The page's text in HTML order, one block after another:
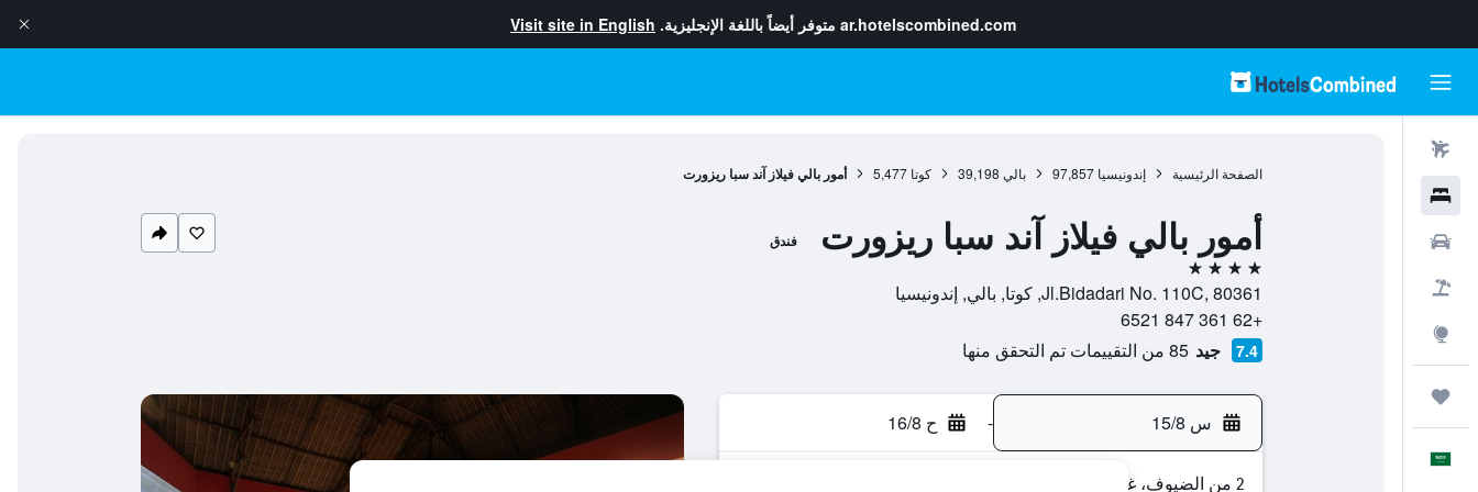
ar.hotelscombined.com متوفر أيضاً باللغة الإنجليزية. Visit site in English
الصفحة الرئيسية إندونيسيا 97,857 بالي 39,198 كوتا 5,477 أمور بالي فيلاز آند سبا ريزورت
أمور بالي فيلاز آند سبا ريزورت فندق
4 نجوم
Jl.Bidadari No. 110C, 80361, كوتا, بالي, إندونيسيا
+62 361 847 6521
7.4 جيد 85 من التقييمات تم التحقق منها
س 15/8 - ح 16/8
2 من الضيوف، غرفة واحدة